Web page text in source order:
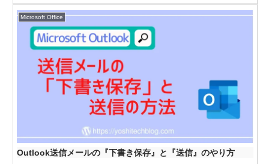
Microsoft Office
Outlook送信メールの『下書き保存』と『送信』のやり方